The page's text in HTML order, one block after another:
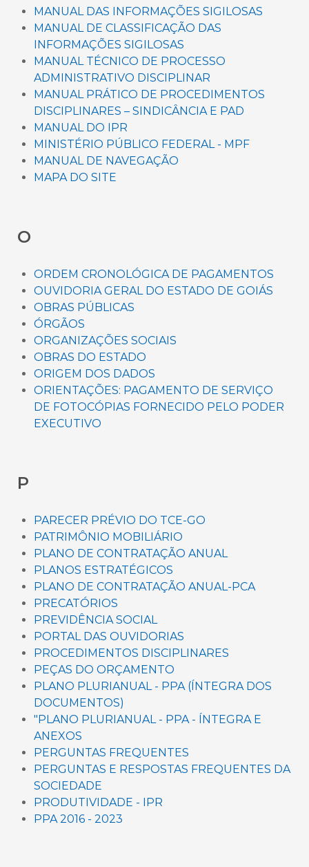
MANUAL DAS INFORMAÇÕES SIGILOSAS
MANUAL DE CLASSIFICAÇÃO DAS
INFORMAÇÕES SIGILOSAS
MANUAL TÉCNICO DE PROCESSO
ADMINISTRATIVO DISCIPLINAR
MANUAL PRÁTICO DE PROCEDIMENTOS
DISCIPLINARES – SINDICÂNCIA E PAD
MANUAL DO IPR
MINISTÉRIO PÚBLICO FEDERAL - MPF
MANUAL DE NAVEGAÇÃO
MAPA DO SITE
O
ORDEM CRONOLÓGICA DE PAGAMENTOS
OUVIDORIA GERAL DO ESTADO DE GOIÁS
OBRAS PÚBLICAS
ÓRGÃOS
ORGANIZAÇÕES SOCIAIS
OBRAS DO ESTADO
ORIGEM DOS DADOS
ORIENTAÇÕES: PAGAMENTO DE SERVIÇO
DE FOTOCÓPIAS FORNECIDO PELO PODER
EXECUTIVO
P
PARECER PRÉVIO DO TCE-GO
PATRIMÔNIO MOBILIÁRIO
PLANO DE CONTRATAÇÃO ANUAL
PLANOS ESTRATÉGICOS
PLANO DE CONTRATAÇÃO ANUAL-PCA
PRECATÓRIOS
PREVIDÊNCIA SOCIAL
PORTAL DAS OUVIDORIAS
PROCEDIMENTOS DISCIPLINARES
PEÇAS DO ORÇAMENTO
PLANO PLURIANUAL - PPA (ÍNTEGRA DOS
DOCUMENTOS)
"PLANO PLURIANUAL - PPA - ÍNTEGRA E
ANEXOS
PERGUNTAS FREQUENTES
PERGUNTAS E RESPOSTAS FREQUENTES DA
SOCIEDADE
PRODUTIVIDADE - IPR
PPA 2016 - 2023